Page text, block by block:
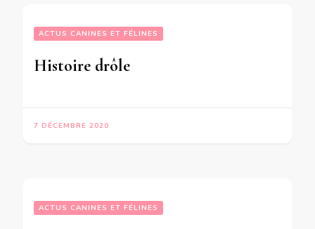
ACTUS CANINES ET FÉLINES
Histoire drôle
7 DÉCEMBRE 2020
ACTUS CANINES ET FÉLINES